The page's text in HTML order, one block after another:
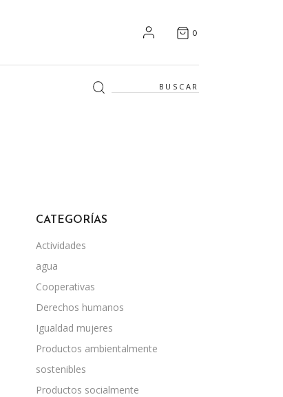
0
Search
for:
CATEGORÍAS
Actividades
agua
Cooperativas
Derechos humanos
Igualdad mujeres
Productos ambientalmente
sostenibles
Productos socialmente